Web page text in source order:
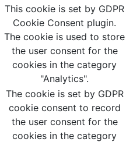
This cookie is set by GDPR
Cookie Consent plugin.
The cookie is used to store
the user consent for the
cookies in the category
"Analytics".
The cookie is set by GDPR
cookie consent to record
the user consent for the
cookies in the category